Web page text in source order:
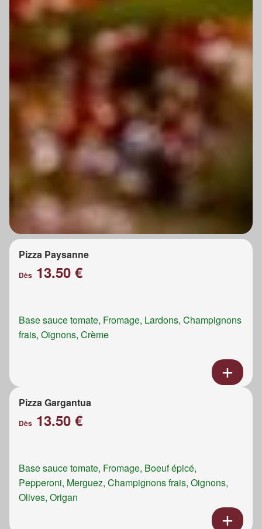
Pizza Paysanne
Dès 13.50 €
Base sauce tomate, Fromage, Lardons, Champignons
frais, Oignons, Crème
Pizza Gargantua
Dès 13.50 €
Base sauce tomate, Fromage, Boeuf épicé,
Pepperoni, Merguez, Champignons frais, Oignons,
Olives, Origan